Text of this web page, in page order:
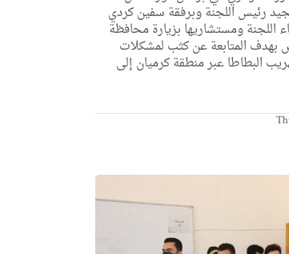
رئيس اللجنة وبرفقة سفين كردي
اللجنة ومستشاريها بزيارة محافظة
المتابعة عن كثب لمشكلات
البطاطا عبر منطقة كرميان إلى